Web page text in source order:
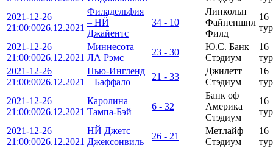
2021-12-26
21:00:0026.12.2021
Филадельфия
– НЙ
Джайентс
34 - 10
Линкольн
Файненшнл
Филд
16
тур
2021-12-26
21:00:0026.12.2021
Миннесота –
ЛА Рэмс
23 - 30
Ю.С. Банк
Стэдиум
16
тур
2021-12-26
21:00:0026.12.2021
Нью-Ингленд
– Баффало
21 - 33
Джилетт
Стэдиум
16
тур
2021-12-26
21:00:0026.12.2021
Каролина –
Тампа-Бэй
6 - 32
Банк оф
Америка
Стэдиум
16
тур
2021-12-26
21:00:0026.12.2021
НЙ Джетс –
Джексонвиль
26 - 21
Метлайф
Стэдиум
16
тур